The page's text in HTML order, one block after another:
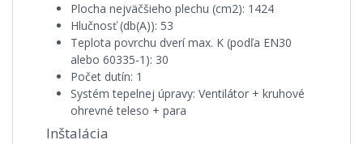
Plocha nejväčšieho plechu (cm2): 1424
Hlučnosť (db(A)): 53
Teplota povrchu dverí max. K (podľa EN30
alebo 60335-1): 30
Počet dutín: 1
Systém tepelnej úpravy: Ventilátor + kruhové
ohrevné teleso + para
Inštalácia